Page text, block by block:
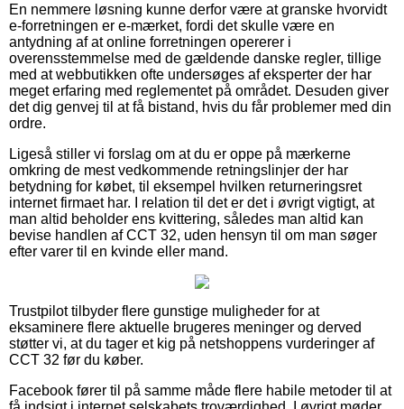
En nemmere løsning kunne derfor være at granske hvorvidt
e-forretningen er e-mærket, fordi det skulle være en
antydning af at online forretningen opererer i
overensstemmelse med de gældende danske regler, tillige
med at webbutikken ofte undersøges af eksperter der har
meget erfaring med reglementet på området. Desuden giver
det dig genvej til at få bistand, hvis du får problemer med din
ordre.
Ligeså stiller vi forslag om at du er oppe på mærkerne
omkring de mest vedkommende retningslinjer der har
betydning for købet, til eksempel hvilken returneringsret
internet firmaet har. I relation til det er det i øvrigt vigtigt, at
man altid beholder ens kvittering, således man altid kan
bevise handlen af CCT 32, uden hensyn til om man søger
efter varer til en kvinde eller mand.
Trustpilot tilbyder flere gunstige muligheder for at
eksaminere flere aktuelle brugeres meninger og derved
støtter vi, at du tager et kig på netshoppens vurderinger af
CCT 32 før du køber.
Facebook fører til på samme måde flere habile metoder til at